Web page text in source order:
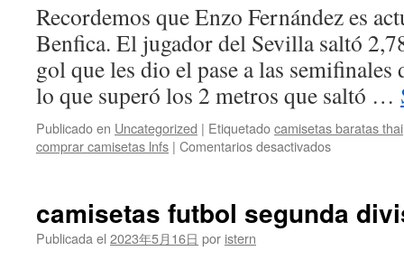
Recordemos que Enzo Fernández es
Benfica. El jugador del Sevilla saltó
gol que les dio el pase a las
lo que superó los 2 metros que saltó …
Publicado en Uncategorized | Etiquetadocamisetas baratas thai
comprar camisetas lnfs | Comentarios desactivadosen
replicas
camisetas futbol segunda
Publicada el 2023年5月16日 por istern